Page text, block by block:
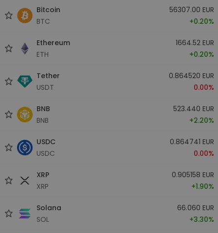
Bitcoin
BTC
56307.00 EUR
+0.20%
Ethereum
ETH
1664.52 EUR
+0.20%
Tether
USDT
0.864520 EUR
0.00%
BNB
BNB
523.440 EUR
+2.20%
USDC
USDC
0.864741 EUR
0.00%
XRP
XRP
0.905158 EUR
+1.90%
Solana
SOL
66.060 EUR
+3.30%